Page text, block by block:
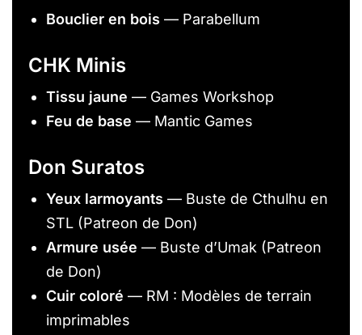
Bouclier en bois — Parabellum
CHK Minis
Tissu jaune — Games Workshop
Feu de base — Mantic Games
Don Suratos
Yeux larmoyants — Buste de Cthulhu en
STL (Patreon de Don)
Armure usée — Buste d’Umak (Patreon
de Don)
Cuir coloré — RM : Modèles de terrain
imprimables